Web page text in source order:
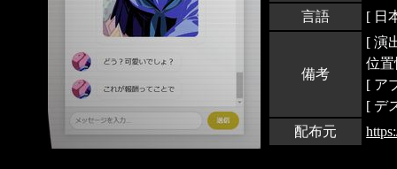
言語 [ 日
備考
[ 演
位
[ ア
[ デ
配布元